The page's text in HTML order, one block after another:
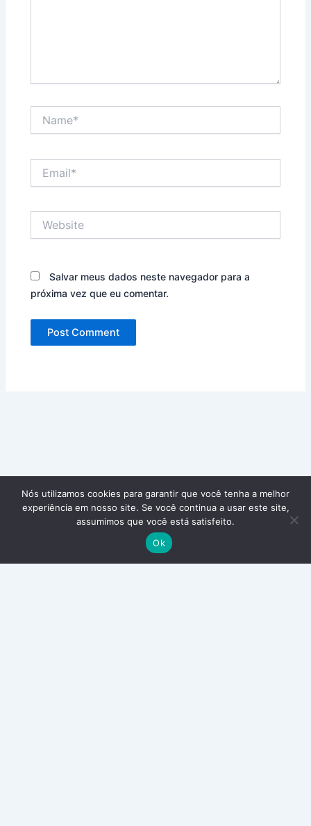
Salvar meus dados neste navegador para a
próxima vez que eu comentar.
Nós utilizamos cookies para garantir que você tenha a melhor
experiência em nosso site. Se você continua a usar este site,
assumimos que você está satisfeito.
Ok